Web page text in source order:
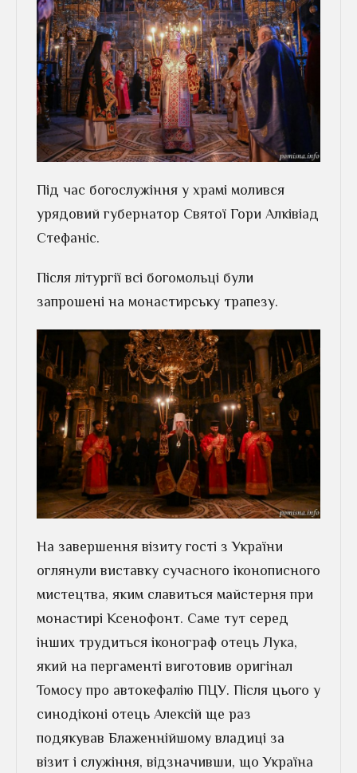
Під час богослужіння у храмі молився
урядовий губернатор Святої Гори Алківіад
Стефаніс.
Після літургії всі богомольці були
запрошені на монастирську трапезу.
На завершення візиту гості з України
оглянули виставку сучасного іконописного
мистецтва, яким славиться майстерня при
монастирі Ксенофонт. Саме тут серед
інших трудиться іконограф отець Лука,
який на пергаменті виготовив оригінал
Томосу про автокефалію ПЦУ. Після цього у
синодіконі отець Алексій ще раз
подякував Блаженнійшому владиці за
візит і служіння, відзначивши, що Україна